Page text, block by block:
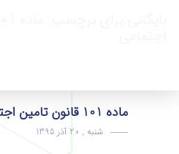
ماده 101 قانون تامین اجتماعی
شنبه , 20 آذر 1395